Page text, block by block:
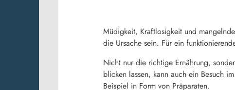
Müdigkeit, Kraftlosigkeit und
die Ursache sein. Für ein
Nicht nur die richtige Ernährung,
blicken lassen, kann auch ein Besuch
Beispiel in Form von Präparaten.